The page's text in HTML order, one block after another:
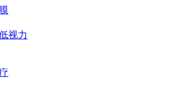
视力